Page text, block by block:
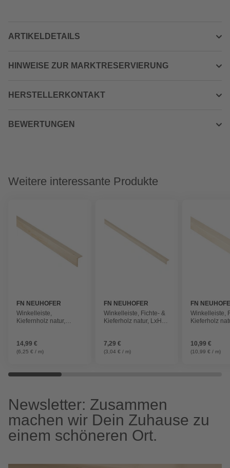
ARTIKELDETAILS
HINWEISE ZUR MARKTRESERVIERUNG
HERSTELLERKONTAKT
BEWERTUNGEN
Weitere interessante Produkte
FN NEUHOFER
Winkelleiste,
Kiefernholz natur,
14,99 €
(6,25 € / m)
FN NEUHOFER
Winkelleiste, Fichte- &
Kieferholz natur, LxHxT:
7,29 €
(3,04 € / m)
FN
Winkelleiste,
Kieferholz
10,99 €
(10,99 € / m)
Newsletter: Zusammen
machen wir Dein Zuhause zu
einem schöneren Ort.